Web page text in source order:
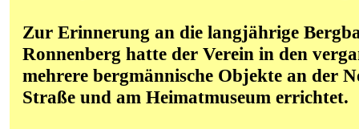
Zur Erinnerung an die langjährige
Ronnenberg hatte der Verein in den
mehrere bergmännische Objekte an der
Straße und am Heimatmuseum errichtet.